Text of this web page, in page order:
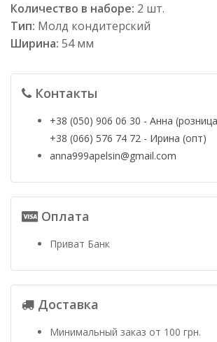
Количество в наборе: 2 шт.
Тип: Молд кондитерский
Ширина: 54 мм
Контакты
+38 (050) 906 06 30 - Анна
+38 (066) 576 74 72 - Ирина (опт)
anna999apelsin@gmail.com
Оплата
Приват Банк
Доставка
Минимальный заказ от 100 грн.